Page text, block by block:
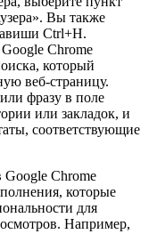
Вы также
Ctrl+H.
Chrome
который
веб-страницу.
фразу в поле
или закладок, и
соответствующие
Chrome
которые
для
Например,